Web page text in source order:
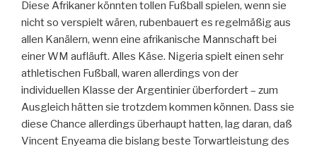
Diese Afrikaner könnten tollen Fußball spielen, wenn sie
nicht so verspielt wären, rubenbauert es regelmäßig aus
allen Kanälern, wenn eine afrikanische Mannschaft bei
einer WM aufläuft. Alles Käse. Nigeria spielt einen sehr
athletischen Fußball, waren allerdings von der
individuellen Klasse der Argentinier überfordert – zum
Ausgleich hätten sie trotzdem kommen können. Dass sie
diese Chance allerdings überhaupt hatten, lag daran, daß
Vincent Enyeama die bislang beste Torwartleistung des